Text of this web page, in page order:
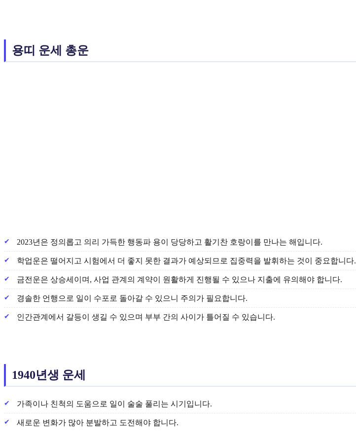
용띠 운세 총운
2023년은 정의롭고 의리 가득한 행동파 용이 당당하고 활기찬 호랑이를 만나는 해입니다.
학업운은 떨어지고 시험에서 더 좋지 못한 결과가 예상되므로 집중력을 발휘하는 것이 중요합니다.
금전운은 상승세이며, 사업 관계의 계약이 원활하게 진행될 수 있으나 지출에 유의해야 합니다.
경솔한 언행으로 일이 수포로 돌아갈 수 있으니 주의가 필요합니다.
인간관계에서 갈등이 생길 수 있으며 부부 간의 사이가 틀어질 수 있습니다.
1940년생 운세
가족이나 친척의 도움으로 일이 술술 풀리는 시기입니다.
새로운 변화가 많아 분발하고 도전해야 합니다.